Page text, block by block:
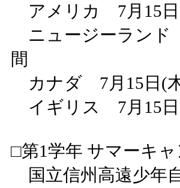
アメリカ 7月15日
ニュージーランド
間
カナダ 7月15日(
イギリス 7月15日
□第1学年 サマーキ
国立信州高遠少年